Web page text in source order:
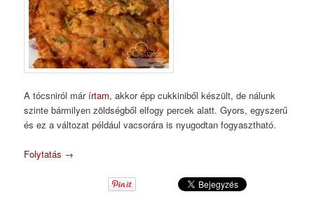
A tócsniról már írtam, akkor épp cukkiniből készült, de nálunk
szinte bármilyen zöldségből elfogy percek alatt. Gyors, egyszerű
és ez a változat például vacsorára is nyugodtan fogyasztható.
Folytatás →